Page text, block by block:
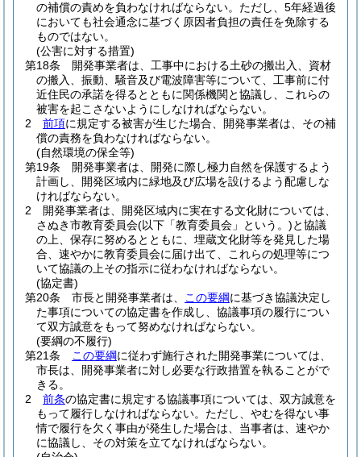
の補償の責めを負わなければならない。 ただし、5年経過後
においても社会通念に基づく原因者負担の責任を免除する
ものではない。
(公害に対する措置)
第18条
開発事業者は、工事中における土砂の搬出入、資材
の搬入、振動、騒音及び電波障害等について、工事前に付
近住民の承諾を得るとともに関係機関と協議し、これらの
被害を起こさないようにしなければならない。
2
前項に規定する被害が生じた場合、開発事業者は、その補
償の責務を負わなければならない。
(自然環境の保全等)
第19条
開発事業者は、開発に際し極力自然を保護するよう
計画し、開発区域内に緑地及び広場を設けるよう配慮しな
ければならない。
2
開発事業者は、開発区域内に実在する文化財については、
さぬき市教育委員会(以下「教育委員会」という。)と協議
の上、保存に努めるとともに、埋蔵文化財等を発見した場
合、速やかに教育委員会に届け出て、これらの処理等につ
いて協議の上その指示に従わなければならない。
(協定書)
第20条
市長と開発事業者は、 この要綱に基づき協議決定し
た事項についての協定書を作成し、協議事項の履行につい
て双方誠意をもって努めなければならない。
(要綱の不履行)
第21条
この要綱に従わず施行された開発事業については、
市長は、開発事業者に対し必要な行政措置を執ることがで
きる。
2
前条の協定書に規定する協議事項については、双方誠意を
もって履行しなければならない。 ただし、やむを得ない事
情で履行を欠く事由が発生した場合は、当事者は、速やか
に協議し、その対策を立てなければならない。